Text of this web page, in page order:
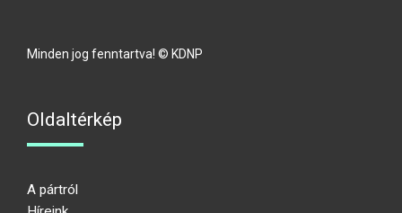
Minden jog fenntartva! © KDNP
Oldaltérkép
A pártról